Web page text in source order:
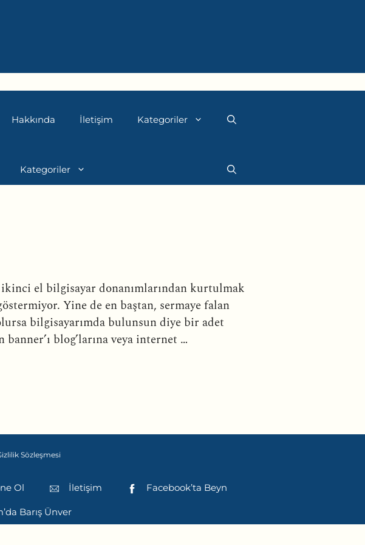
Hakkında İletişim Kategoriler
Kategoriler
el bilgisayar donanımlarından kurtulmak
Yine de en baştan, sermaye falan
bilgisayarımda bulunsun diye bir adet
blog’larına veya internet …
Sözleşmesi
Ol İletişim Facebook’ta Beyn
Barış Ünver